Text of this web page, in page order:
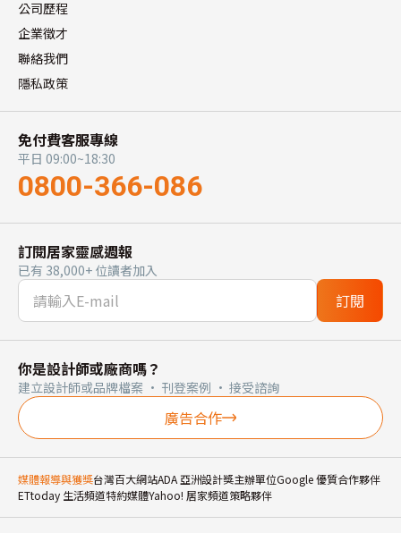
公司歷程
企業徵才
聯絡我們
隱私政策
免付費客服專線
平日 09:00~18:30
0800-366-086
訂閱居家靈感週報
已有 38,000+ 位讀者加入
訂閱
你是設計師或廠商嗎？
建立設計師或品牌檔案 · 刊登案例 · 接受諮詢
廣告合作
媒體報導與獲獎台灣百大網站ADA 亞洲設計獎主辦單位Google 優質合作夥伴
ETtoday 生活頻道特約媒體Yahoo! 居家頻道策略夥伴